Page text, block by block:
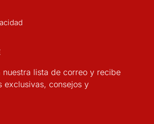
nuestra lista de correo y recibe
exclusivas, consejos y